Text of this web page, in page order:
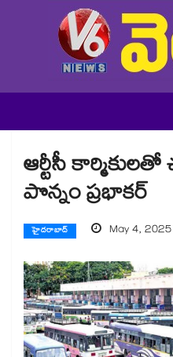
ఆర్టీసీ కార్మికులతో
పొన్నం ప్రభాకర్
హైదరాబాద్ May 4, 2025